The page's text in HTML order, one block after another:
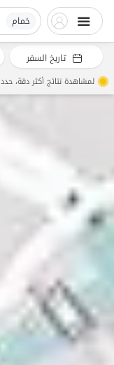
خمام
تاريخ السفر
لمشاهدة نتائج أكثر دقة، حدد